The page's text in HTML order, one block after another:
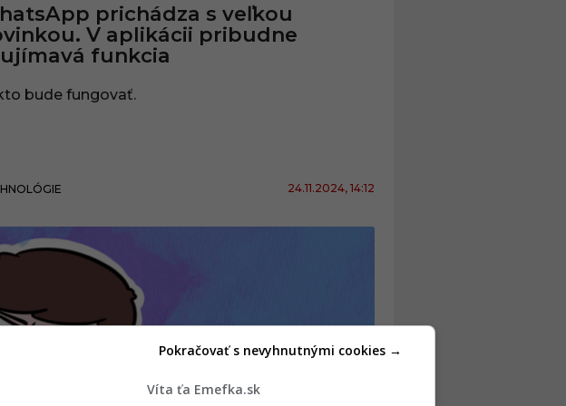
prichádza s veľkou
V aplikácii pribudne
funkcia
bude fungovať.
24.11.2024, 14:12
Víta ťa Emefka.sk
Pokračovať s nevyhnutnými cookies →